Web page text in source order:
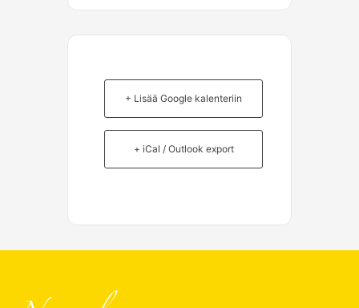
+ Lisää Google kalenteriin
+ iCal / Outlook export